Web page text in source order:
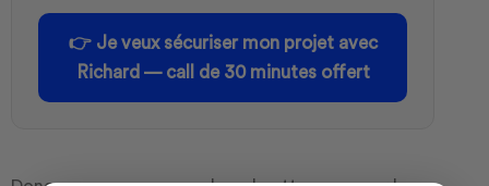
👉 Je veux sécuriser mon projet avec
Richard — call de 30 minutes offert